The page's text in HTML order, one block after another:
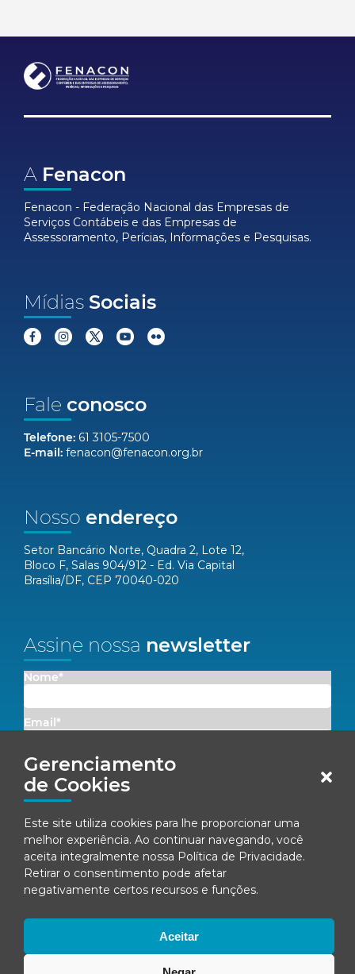
Gerenciamento
de Cookies
Este site utiliza cookies para lhe proporcionar uma
melhor experiência. Ao continuar navegando, você
aceita integralmente nossa Política de Privacidade.
Retirar o consentimento pode afetar
negativamente certos recursos e funções.
Aceitar
A Fenacon
Fenacon - Federação Nacional das Empresas de
Serviços Contábeis e das Empresas de
Assessoramento, Perícias, Informações e Pesquisas.
Mídias Sociais
Fale conosco
Telefone: 61 3105-7500
E-mail: fenacon@fenacon.org.br
Nosso endereço
Setor Bancário Norte, Quadra 2, Lote 12,
Bloco F, Salas 904/912 - Ed. Via Capital
Brasília/DF, CEP 70040-020
Assine nossa newsletter
Nome*
Email*
Concordo em receber comunicações da Fenacon.
Ao se inscrever, você concorda com nossa Política de Privacidade
Todos os direitos reservados.
Política de privacidade